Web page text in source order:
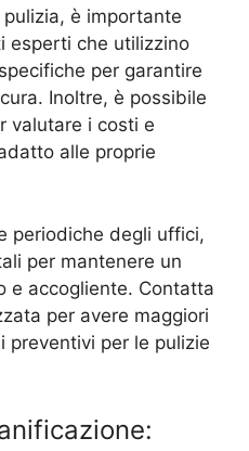
è importante
esperti che utilizzino
per garantire
Inoltre, è possibile
valutare i costi e
alle proprie
periodiche degli uffici,
per mantenere un
e accogliente. Contatta
per avere maggiori
preventivi per le pulizie